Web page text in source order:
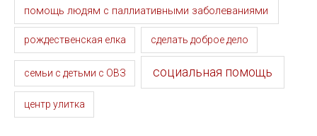
помощь людям с паллиативными заболеваниями
рождественская елка сделать доброе дело
семьи с детьми с ОВЗ социальная помощь
центр улитка